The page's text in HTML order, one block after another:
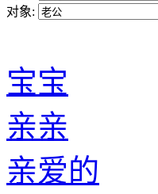
对象:
宝宝
亲亲
亲爱的